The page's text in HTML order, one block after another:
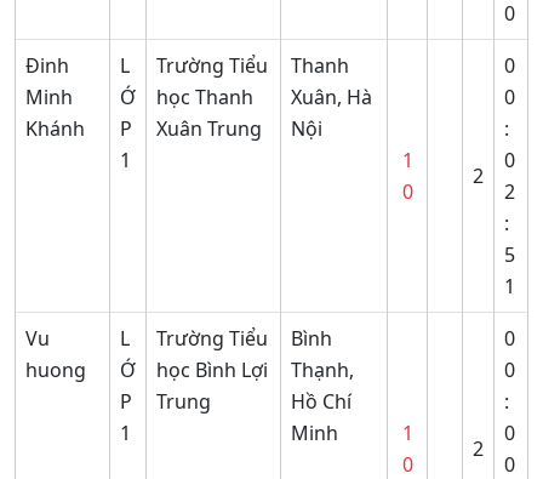
0
Đinh
Minh
Khánh
L
Ớ
P
1
Trường Tiểu
học Thanh
Xuân Trung
Thanh
Xuân, Hà
Nội
1
0
2
0
0
:
0
2
:
5
1
Vu
huong
L
Ớ
P
1
Trường Tiểu
học Bình Lợi
Trung
Bình
Thạnh,
Hồ Chí
Minh
1
0
2
0
0
:
0
0